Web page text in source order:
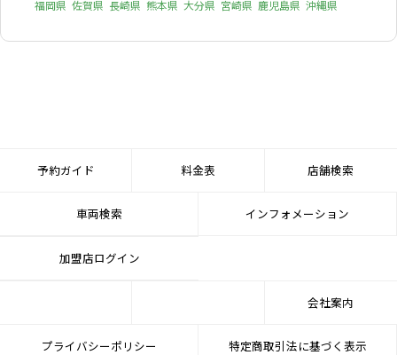
福岡県 佐賀県 長崎県 熊本県 大分県 宮崎県 鹿児島県 沖縄県
予約ガイド 料金表 店舗検索
車両検索 インフォメーション
加盟店ログイン
会社案内
プライバシーポリシー 特定商取引法に基づく表示